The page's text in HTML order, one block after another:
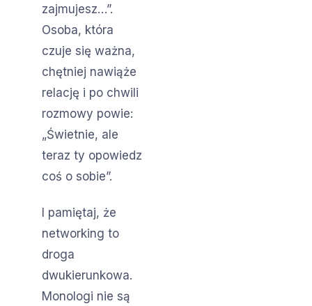
zajmujesz…”.
Osoba, która
czuje się ważna,
chętniej nawiąże
relację i po chwili
rozmowy powie:
„Świetnie, ale
teraz ty opowiedz
coś o sobie”.
I pamiętaj, że
networking to
droga
dwukierunkowa.
Monologi nie są